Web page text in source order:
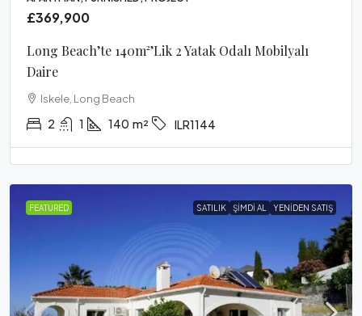
£369,900
Long Beach’te 140m²’lik 2 Yatak Odalı Mobilyalı
Daire
Iskele, Long Beach
2 1 140 m² ILR1144
FEATURED SATILIK ŞIMDI AL YENIDEN SATIŞ